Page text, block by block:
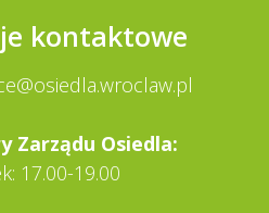
kontaktowe
Zarządu Osiedla:
17.00-19.00